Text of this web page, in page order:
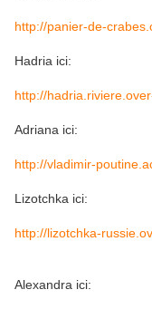
http://panier-de-
Hadria ici:
http://
Adriana ici:
http://vladimir-
Lizotchka ici:
http://lizotchka-
Alexandra ici: